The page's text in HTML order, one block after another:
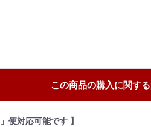
この商品の購入に関す
便対応可能です 】